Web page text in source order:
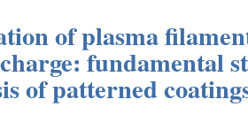
of plasma
fundamental
of patterned